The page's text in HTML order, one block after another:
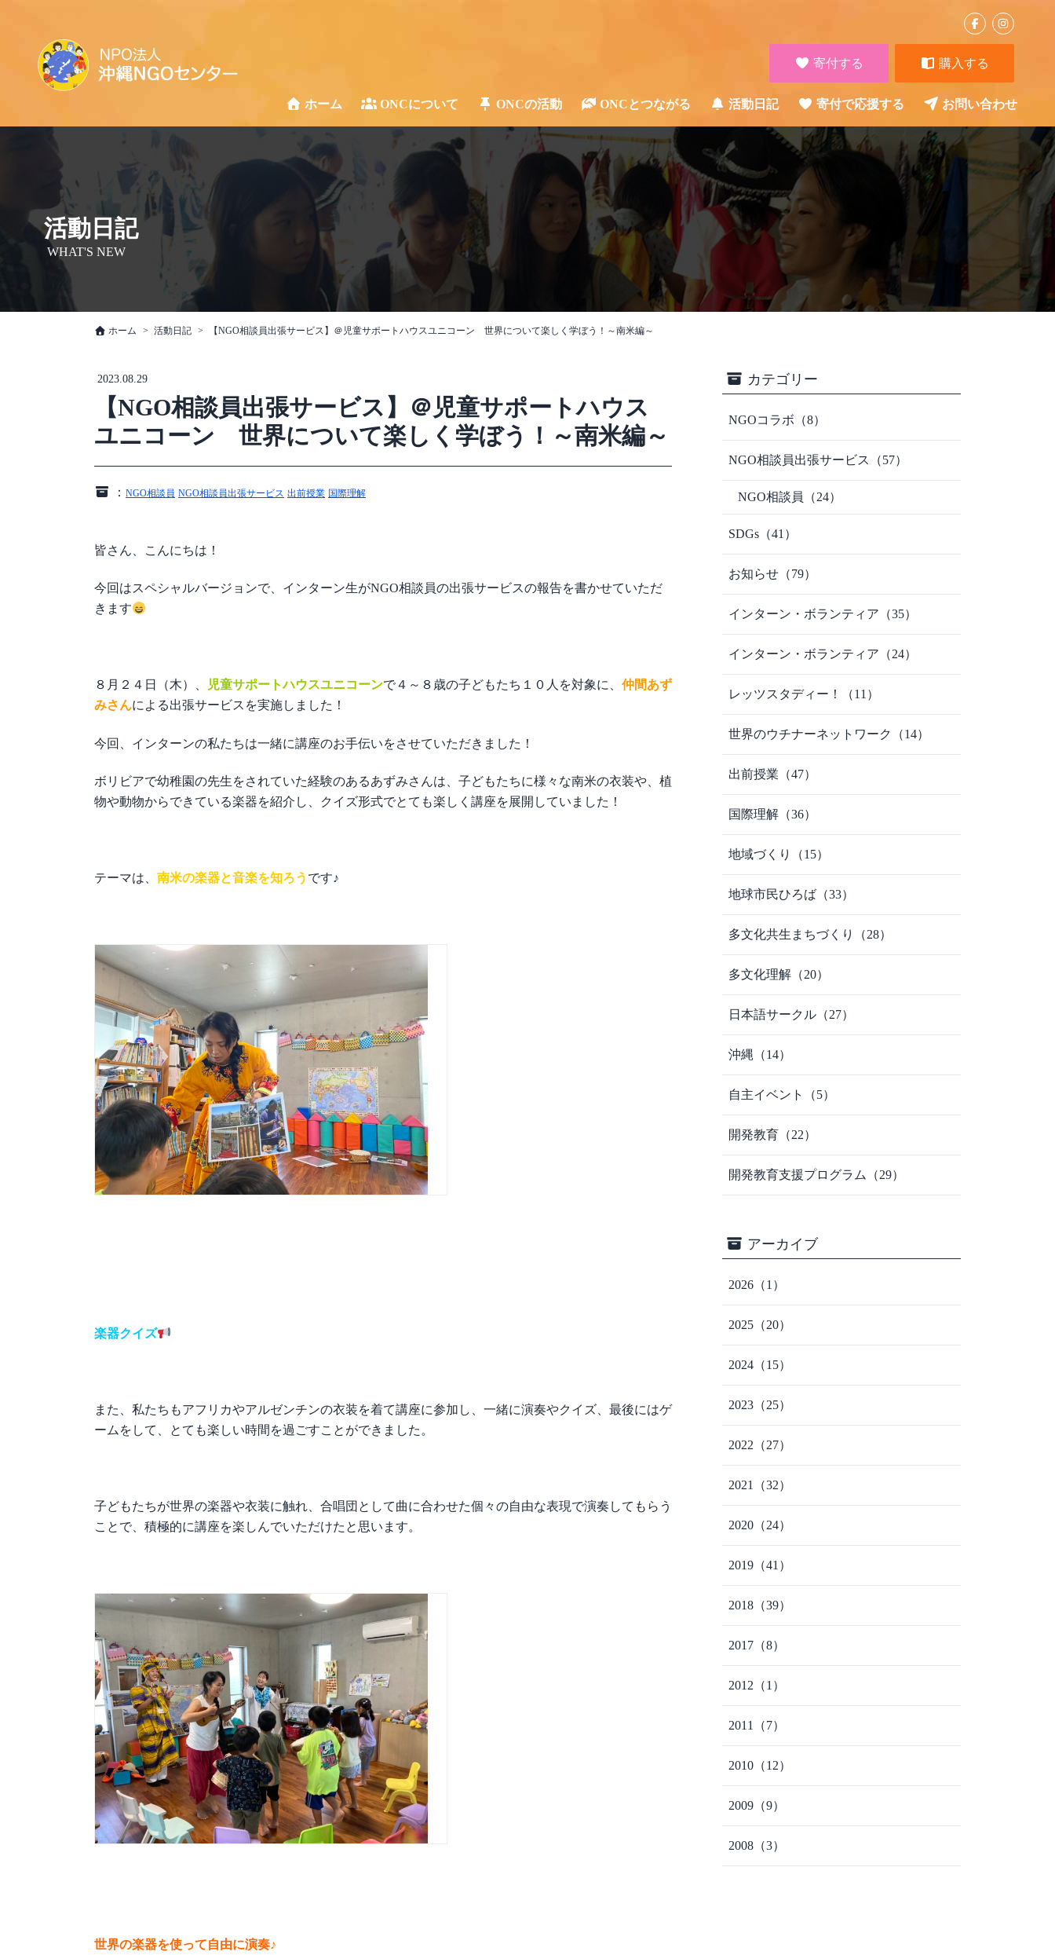
寄付する 購入する
ホーム ONCについて ONCの活動 ONCとつながる 活動日記 寄付で応援する お問い合わせ
活動日記
WHAT'S NEW
ホーム 活動日記 【NGO相談員出張サービス】＠児童サポートハウスユニコーン 世界について楽しく学ぼう！～南米編～
2023.08.29
【NGO相談員出張サービス】＠児童サポートハウス
ユニコーン 世界について楽しく学ぼう！～南米編～
： NGO相談員 NGO相談員出張サービス 出前授業 国際理解
皆さん、こんにちは！
今回はスペシャルバージョンで、インターン生がNGO相談員の出張サービスの報告を書かせていただ
きます
８月２４日（木）、 児童サポートハウスユニコーンで４～８歳の子どもたち１０人を対象に、 仲間あず
みさんによる出張サービスを実施しました！
今回、インターンの私たちは一緒に講座のお手伝いをさせていただきました！
ボリビアで幼稚園の先生をされていた経験のあるあずみさんは、子どもたちに様々な南米の衣装や、植
物や動物からできている楽器を紹介し、クイズ形式でとても楽しく講座を展開していました！
テーマは、 南米の楽器と音楽を知ろう です♪
楽器クイズ
また、私たちもアフリカやアルゼンチンの衣装を着て講座に参加し、一緒に演奏やクイズ、最後にはゲ
ームをして、とても楽しい時間を過ごすことができました。
子どもたちが世界の楽器や衣装に触れ、合唱団として曲に合わせた個々の自由な表現で演奏してもらう
ことで、積極的に講座を楽しんでいただけたと思います。
世界の楽器を使って自由に演奏♪
カテゴリー
NGOコラボ （8）
NGO相談員出張サービス （57）
NGO相談員 （24）
SDGs （41）
お知らせ （79）
インターン・ボランティア （35）
インターン・ボランティア （24）
レッツスタディー！ （11）
世界のウチナーネットワーク （14）
出前授業 （47）
国際理解 （36）
地域づくり （15）
地球市民ひろば （33）
多文化共生まちづくり （28）
多文化理解 （20）
日本語サークル （27）
沖縄 （14）
自主イベント （5）
開発教育 （22）
開発教育支援プログラム （29）
アーカイブ
2026 （1）
2025 （20）
2024 （15）
2023 （25）
2022 （27）
2021 （32）
2020 （24）
2019 （41）
2018 （39）
2017 （8）
2012 （1）
2011 （7）
2010 （12）
2009 （9）
2008 （3）